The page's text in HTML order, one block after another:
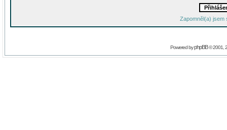
Zapomněl(a) jsem
Powered byphpBB© 2001,